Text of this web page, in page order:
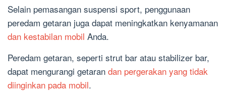
Selain pemasangan suspensi sport, penggunaan
peredam getaran juga dapat meningkatkan kenyamanan
dan kestabilan mobil Anda.
Peredam getaran, seperti strut bar atau stabilizer bar,
dapat mengurangi getaran dan pergerakan yang tidak
diinginkan pada mobil.